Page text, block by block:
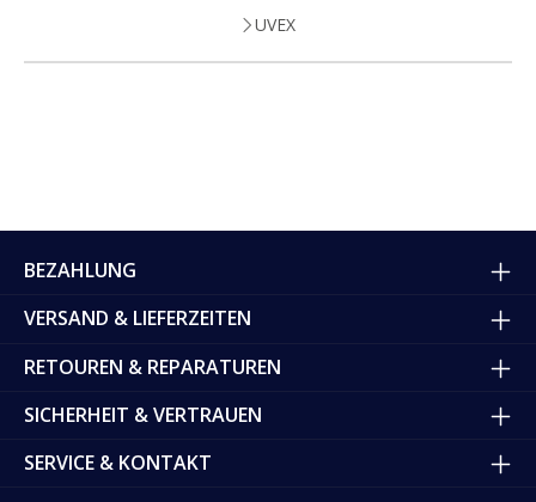
UVEX
BEZAHLUNG
VERSAND & LIEFERZEITEN
RETOUREN & REPARATUREN
SICHERHEIT & VERTRAUEN
SERVICE & KONTAKT